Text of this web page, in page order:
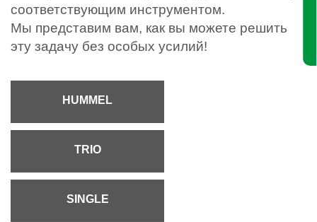
соответствующим инструментом.
Мы представим вам, как вы можете решить
эту задачу без особых усилий!
HUMMEL
TRIO
SINGLE